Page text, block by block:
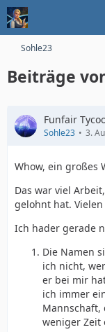
Sohle23
Beiträge
Funfair
Sohle23 3.
Whow, ein großes
Das war viel
gelohnt hat.
Ich hader gerade
Die Namen
ich nicht,
er bei mir
ich immer
weniger Zeit